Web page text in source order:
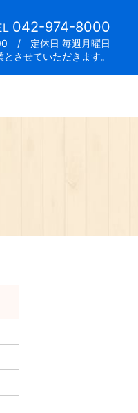
042-974-8000
/ 定休日 毎週月曜日
させていただきます。